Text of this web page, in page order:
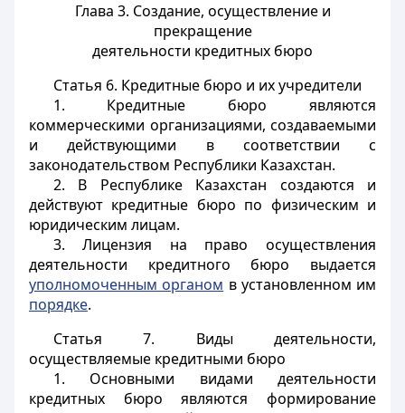
Глава 3. Создание, осуществление и
прекращение
деятельности кредитных бюро
Статья 6. Кредитные бюро и их учредители
1. Кредитные бюро являются
коммерческими организациями, создаваемыми
и действующими в соответствии с
законодательством Республики Казахстан.
2. В Республике Казахстан создаются и
действуют кредитные бюро по физическим и
юридическим лицам.
3. Лицензия на право осуществления
деятельности кредитного бюро выдается
уполномоченным органом в установленном им
порядке.
Статья 7. Виды деятельности,
осуществляемые кредитными бюро
1. Основными видами деятельности
кредитных бюро являются формирование